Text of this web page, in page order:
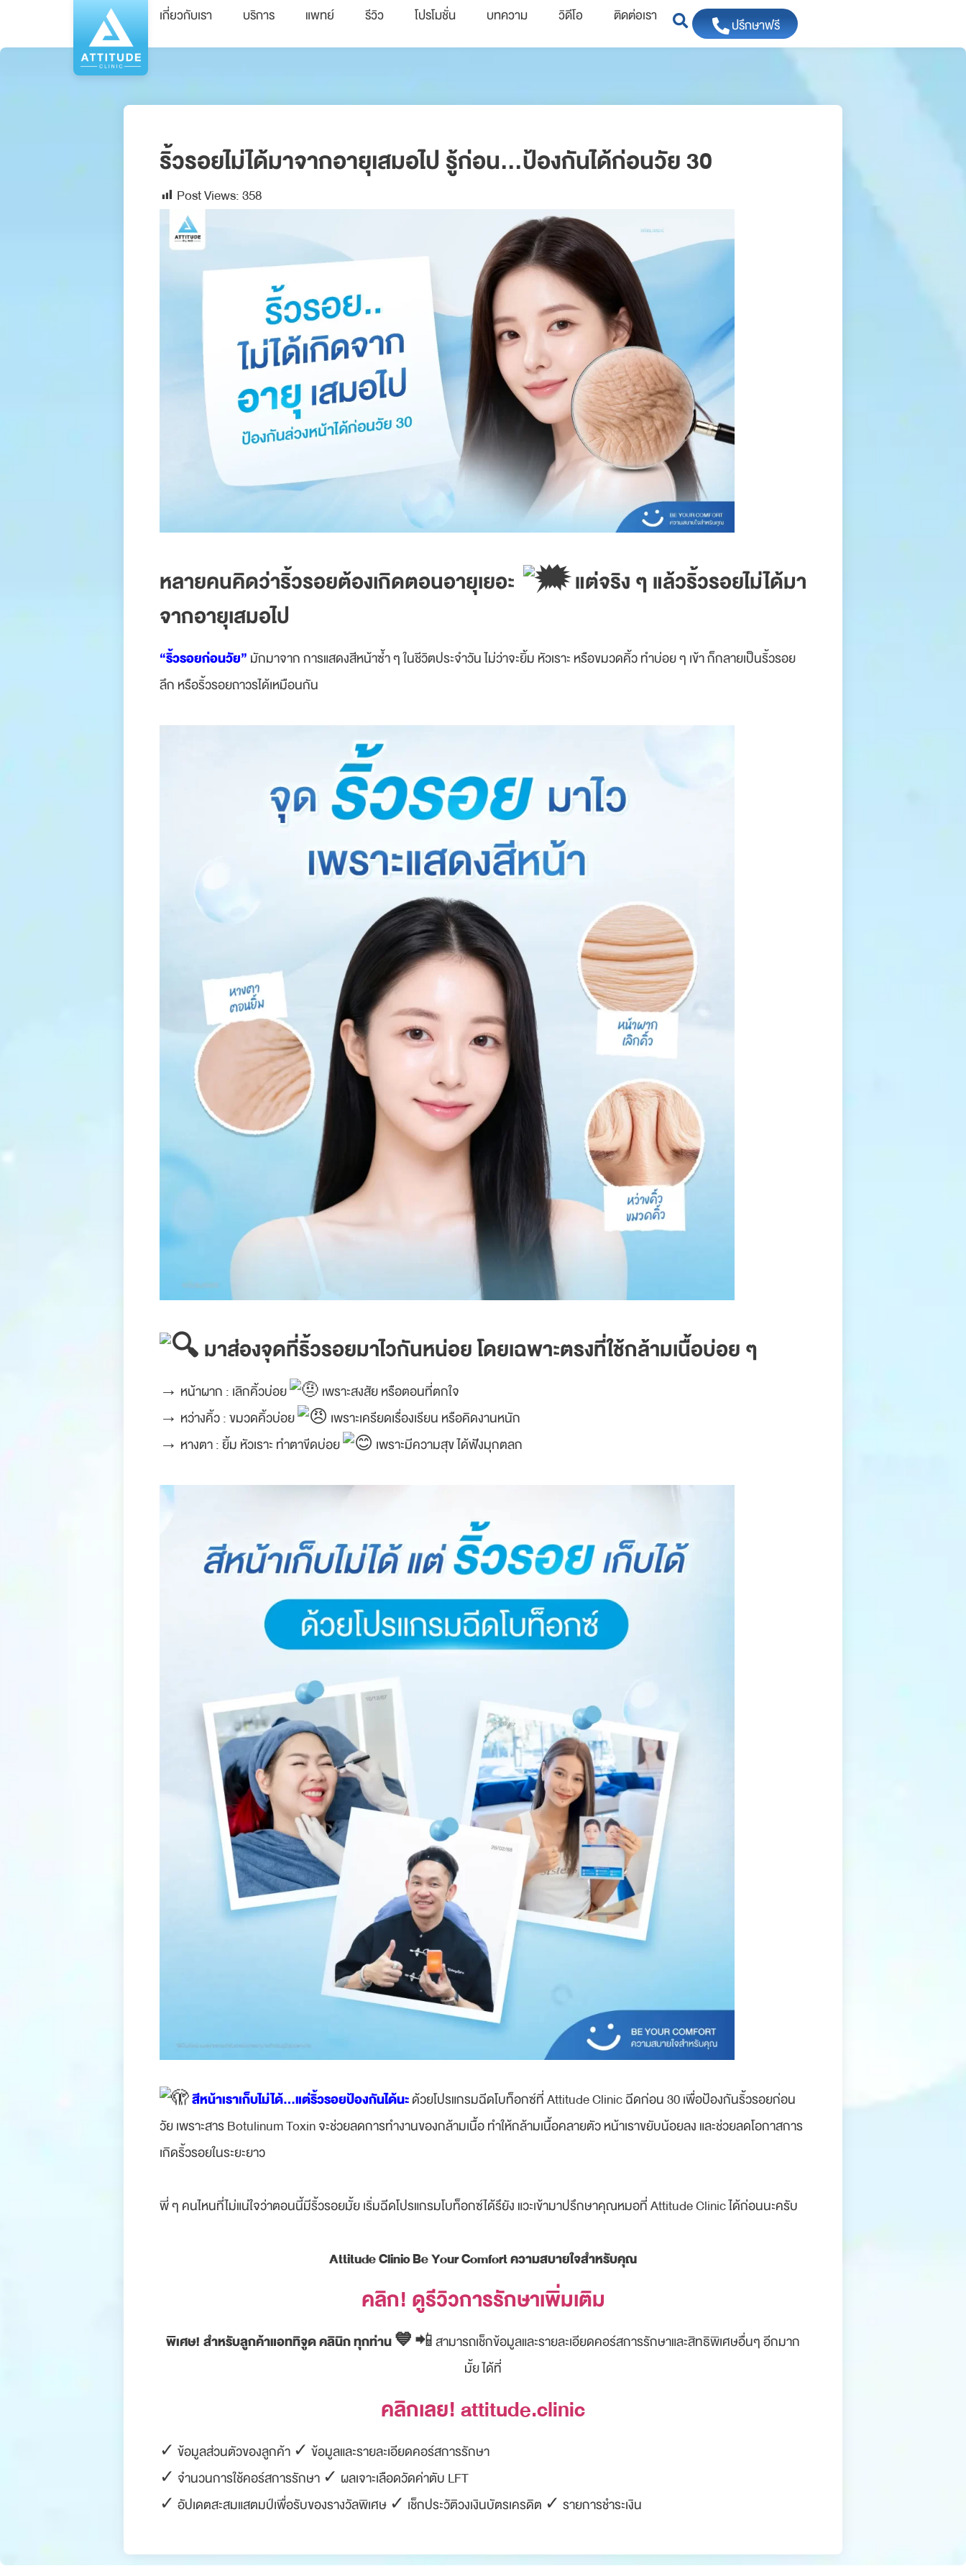
เกี่ยวกับเรา บริการ แพทย์ รีวิว โปรโมชั่น บทความ วิดีโอ ติดต่อเรา
ปรึกษาฟรี
ริ้วรอยไม่ได้มาจากอายุเสมอไป รู้ก่อน…ป้องกันได้ก่อนวัย 30
Post Views:358
หลายคนคิดว่าริ้วรอยต้องเกิดตอนอายุเยอะ
แต่จริง ๆ แล้วริ้วรอยไม่ได้มา
จากอายุเสมอไป
“ริ้วรอยก่อนวัย” มักมาจาก การแสดงสีหน้าซ้ำ ๆ ในชีวิตประจำวัน ไม่ว่าจะยิ้ม หัวเราะ หรือขมวดคิ้ว ทำบ่อย ๆ เข้า ก็กลายเป็นริ้วรอย
ลึก หรือริ้วรอยถาวรได้เหมือนกัน
มาส่องจุดที่ริ้วรอยมาไวกันหน่อย โดยเฉพาะตรงที่ใช้กล้ามเนื้อบ่อย ๆ
→ หน้าผาก : เลิกคิ้วบ่อย
เพราะสงสัย หรือตอนที่ตกใจ
→ หว่างคิ้ว : ขมวดคิ้วบ่อย
เพราะเครียดเรื่องเรียน หรือคิดงานหนัก
→ หางตา : ยิ้ม หัวเราะ ทำตาขีดบ่อย
เพราะมีความสุข ได้ฟังมุกตลก
สีหน้าเราเก็บไม่ได้…แต่ริ้วรอยป้องกันได้นะด้วยโปรแกรมฉีดโบท็อกซ์ที่ Attitude Clinic ฉีดก่อน 30 เพื่อป้องกันริ้วรอยก่อน
วัย เพราะสาร Botulinum Toxin จะช่วยลดการทำงานของกล้ามเนื้อ ทำให้กล้ามเนื้อคลายตัว หน้าเราขยับน้อยลง และช่วยลดโอกาสการ
เกิดริ้วรอยในระยะยาว
พี่ ๆ คนไหนที่ไม่แน่ใจว่าตอนนี้มีริ้วรอยมั้ย เริ่มฉีดโปรแกรมโบท็อกซ์ได้รึยัง แวะเข้ามาปรึกษาคุณหมอที่ Attitude Clinic ได้ก่อนนะครับ
Attitude Clinic Be Your Comfort ความสบายใจสำหรับคุณ
คลิก! ดูรีวิวการรักษาเพิ่มเติม
พิเศษ! สำหรับลูกค้าแอททิจูด คลินิก ทุกท่าน 💙 📲 สามารถเช็กข้อมูลและรายละเอียดคอร์สการรักษาและสิทธิพิเศษอื่นๆ อีกมาก
มั้ย ได้ที่
คลิกเลย! attitude.clinic
✓ ข้อมูลส่วนตัวของลูกค้า ✓ ข้อมูลและรายละเอียดคอร์สการรักษา
✓ จำนวนการใช้คอร์สการรักษา ✓ ผลเจาะเลือดวัดค่าตับ LFT
✓ อัปเดตสะสมแสตมป์เพื่อรับของรางวัลพิเศษ ✓ เช็กประวัติวงเงินบัตรเครดิต ✓ รายการชำระเงิน